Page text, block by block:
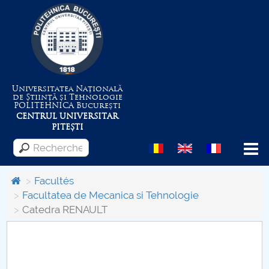
Universitatea Națională
de Știință și Tehnologie
POLITEHNICABucurești
CENTRUL UNIVERSITAR
PITEȘTI
Menu
Despre Universitate
Facultés
Facultatea de Mecanica si Tehnologie
Catedra RENAULT